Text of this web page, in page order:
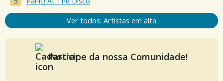
Ver todos: Artistas em alta
Participe da nossa Comunidade!